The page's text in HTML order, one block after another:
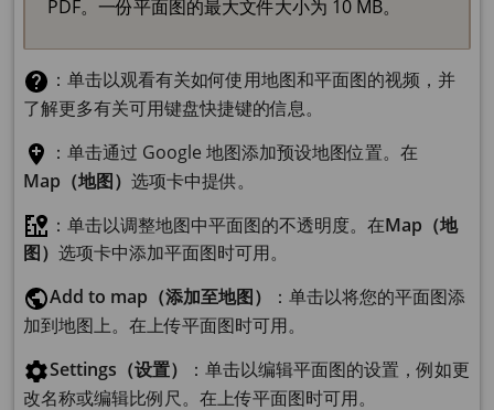
PDF。一份平面图的最大文件大小为 10 MB。
：单击以观看有关如何使用地图和平面图的视频，并
了解更多有关可用键盘快捷键的信息。
：单击通过 Google 地图添加预设地图位置。在
Map（地图） 选项卡中提供。
：单击以调整地图中平面图的不透明度。在Map（地
图） 选项卡中添加平面图时可用。
Add to map（添加至地图）
：单击以将您的平面图添
加到地图上。在上传平面图时可用。
Settings（设置）
：单击以编辑平面图的设置，例如更
改名称或编辑比例尺。在上传平面图时可用。